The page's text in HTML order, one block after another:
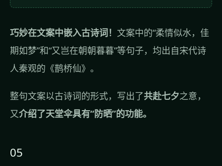
巧妙在文案中嵌入古诗词！ 文案中的“柔情似水，佳
期如梦”和“又岂在朝朝暮暮”等句子，均出自宋代诗
人秦观的《鹊桥仙》。
整句文案以古诗词的形式，写出了共赴七夕之意，
又介绍了天堂伞具有“防晒”的功能。
05